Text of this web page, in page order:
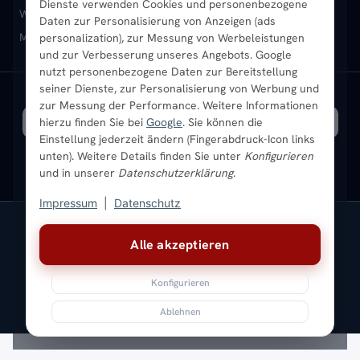
Alle akzeptieren
Konfigurieren
Ablehnen
Dienste verwenden Cookies und personenbezogene
Daten zur Personalisierung von Anzeigen (ads
personalization), zur Messung von Werbeleistungen
und zur Verbesserung unseres Angebots. Google
nutzt personenbezogene Daten zur Bereitstellung
seiner Dienste, zur Personalisierung von Werbung und
zur Messung der Performance. Weitere Informationen
hierzu finden Sie bei Google. Sie können die
Einstellung jederzeit ändern (Fingerabdruck-Icon links
unten). Weitere Details finden Sie unter Konfigurieren
und in unserer Datenschutzerklärung.
Impressum Datenschutz
Heizkörper-Zubehör
Montageservice vor Ort
Sendung verfolgen
Karriere
Ratgeber
Bestpreisgarantie
Newsletter
Aktuelle Angebote
Wandheizkörper Wohnraum-Heizkörper Badheizkörper Schwarz
Mischbetrieb-HeizkörperHeizkörper-ZubehörAktuelle Angebote
SICHERE ZAHLUNG VERSAND MIT
* Alle Preise inkl. gesetzlicher USt. |Kostenloser Versand
ImpressumDatenschutzAGBWiderrufsbelehrungVersandkosten
BatteriegesetzSitemap